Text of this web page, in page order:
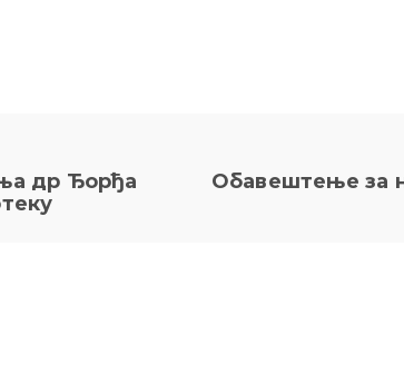
др Ђорђа
Обавештење за